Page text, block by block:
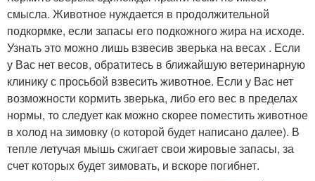
смысла. Животное нуждается в продолжительной
подкормке, если запасы его подкожного жира на исходе.
Узнать это можно лишь взвесив зверька на весах . Если
у Вас нет весов, обратитесь в ближайшую ветеринарную
клинику с просьбой взвесить животное. Если у Вас нет
возможности кормить зверька, либо его вес в пределах
нормы, то следует как можно скорее поместить животное
в холод на зимовку (о которой будет написано далее). В
тепле летучая мышь сжигает свои жировые запасы, за
счет которых будет зимовать, и вскоре погибнет.